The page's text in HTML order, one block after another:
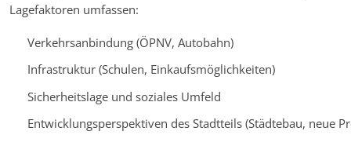
Lagefaktoren umfassen:
Verkehrsanbindung (ÖPNV, Autobahn)
Infrastruktur (Schulen, Einkaufsmöglichkeiten)
Sicherheitslage und soziales Umfeld
Entwicklungsperspektiven des Stadtteils (Städtebau, neue